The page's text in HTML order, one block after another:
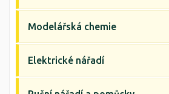
Modelářská chemie
Elektrické nářadí